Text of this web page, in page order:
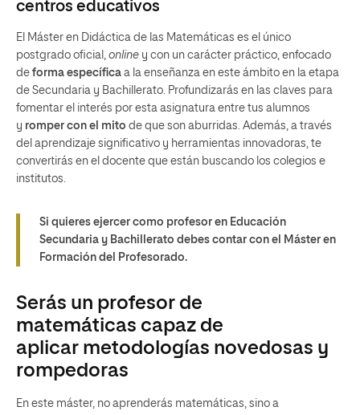
centros educativos
El Máster en Didáctica de las Matemáticas es el único
postgrado oficial, online y con un carácter práctico, enfocado
de forma específica a la enseñanza en este ámbito en la etapa
de Secundaria y Bachillerato. Profundizarás en las claves para
fomentar el interés por esta asignatura entre tus alumnos
y romper con el mito de que son aburridas. Además, a través
del aprendizaje significativo y herramientas innovadoras, te
convertirás en el docente que están buscando los colegios e
institutos.
Si quieres ejercer como profesor en Educación
Secundaria y Bachillerato debes contar con el Máster en
Formación del Profesorado.
Serás un profesor de
matemáticas capaz de
aplicar metodologías novedosas y
rompedoras
En este máster, no aprenderás matemáticas, sino a